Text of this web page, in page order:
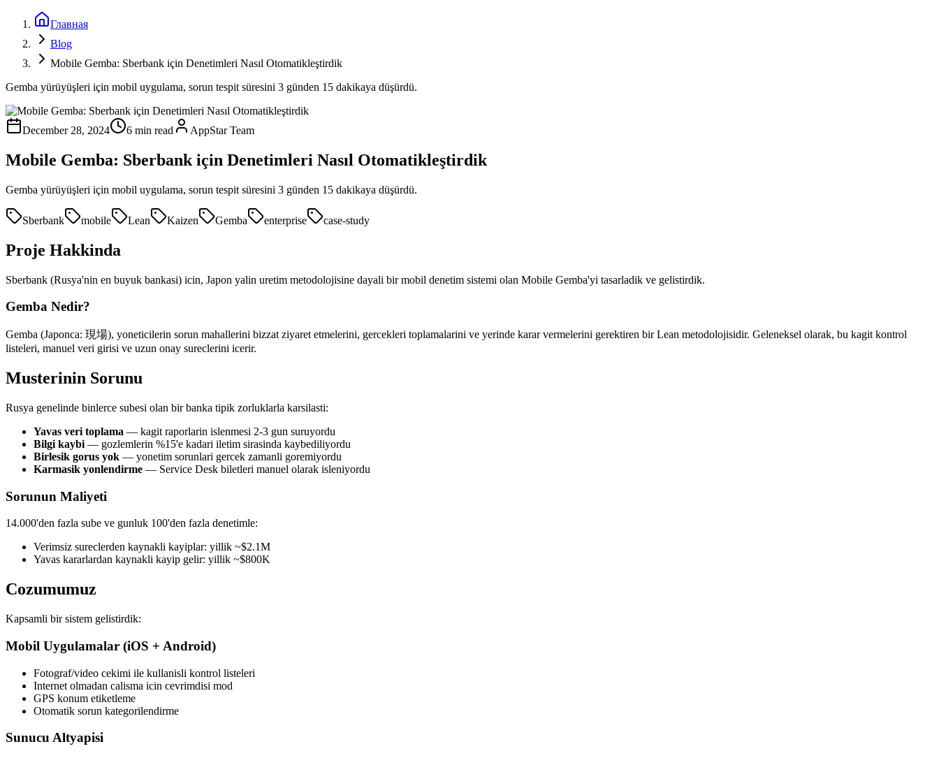
Главная
Blog
Mobile Gemba: Sberbank için Denetimleri Nasıl Otomatikleştirdik
Gemba yürüyüşleri için mobil uygulama, sorun tespit süresini 3 günden 15 dakikaya düşürdü.
December 28, 2024 6 min read AppStar Team
Mobile Gemba: Sberbank için Denetimleri Nasıl Otomatikleştirdik
Gemba yürüyüşleri için mobil uygulama, sorun tespit süresini 3 günden 15 dakikaya düşürdü.
Sberbank mobile Lean Kaizen Gemba enterprise case-study
Proje Hakkinda
Sberbank (Rusya'nin en buyuk bankasi) icin, Japon yalin uretim metodolojisine dayali bir mobil denetim sistemi olan Mobile Gemba'yi tasarladik ve gelistirdik.
Gemba Nedir?
Gemba (Japonca: 現場), yoneticilerin sorun mahallerini bizzat ziyaret etmelerini, gercekleri toplamalarini ve yerinde karar vermelerini gerektiren bir Lean metodolojisidir. Geleneksel olarak, bu kagit kontrol
listeleri, manuel veri girisi ve uzun onay sureclerini icerir.
Musterinin Sorunu
Rusya genelinde binlerce subesi olan bir banka tipik zorluklarla karsilasti:
Yavas veri toplama — kagit raporlarin islenmesi 2-3 gun suruyordu
Bilgi kaybi — gozlemlerin %15'e kadari iletim sirasinda kaybediliyordu
Birlesik gorus yok — yonetim sorunlari gercek zamanli goremiyordu
Karmasik yonlendirme — Service Desk biletleri manuel olarak isleniyordu
Sorunun Maliyeti
14.000'den fazla sube ve gunluk 100'den fazla denetimle:
Verimsiz sureclerden kaynakli kayiplar: yillik ~$2.1M
Yavas kararlardan kaynakli kayip gelir: yillik ~$800K
Cozumumuz
Kapsamli bir sistem gelistirdik:
Mobil Uygulamalar (iOS + Android)
Fotograf/video cekimi ile kullanisli kontrol listeleri
Internet olmadan calisma icin cevrimdisi mod
GPS konum etiketleme
Otomatik sorun kategorilendirme
Sunucu Altyapisi